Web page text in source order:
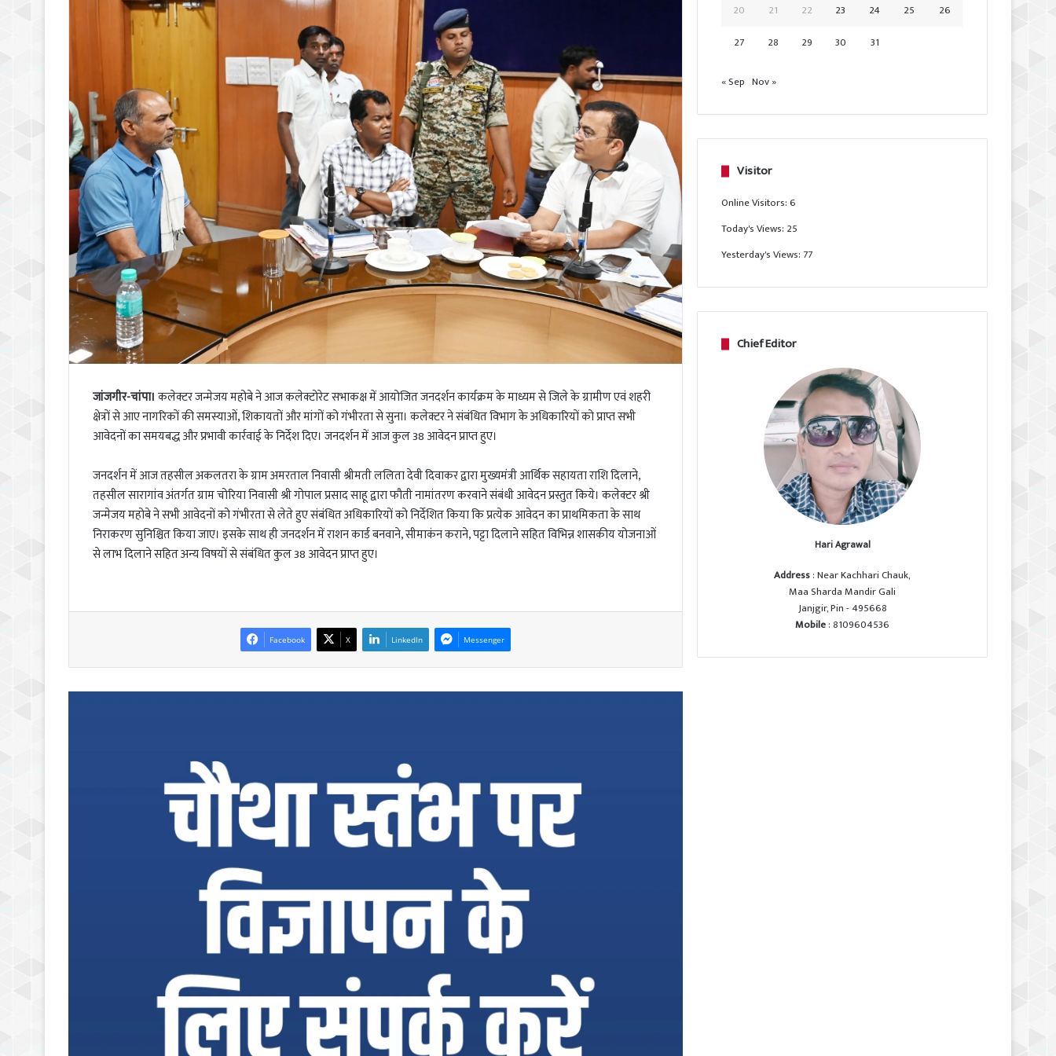
जांजगीर-चांपा। कलेक्टर जन्मेजय महोबे ने आज कलेक्टोरेट सभाकक्ष में आयोजित जनदर्शन कार्यक्रम के माध्यम से जिले के ग्रामीण एवं शहरी
क्षेत्रों से आए नागरिकों की समस्याओं, शिकायतों और मांगों को गंभीरता से सुना। कलेक्टर ने संबंधित विभाग के अधिकारियों को प्राप्त सभी
आवेदनों का समयबद्ध और प्रभावी कार्रवाई के निर्देश दिए। जनदर्शन में आज कुल 38 आवेदन प्राप्त हुए।
जनदर्शन में आज तहसील अकलतरा के ग्राम अमरताल निवासी श्रीमती ललिता देवी दिवाकर द्वारा मुख्यमंत्री आर्थिक सहायता राशि दिलाने,
तहसील सारागांव अंतर्गत ग्राम चोरिया निवासी श्री गोपाल प्रसाद साहू द्वारा फौती नामांतरण करवाने संबंधी आवेदन प्रस्तुत किये। कलेक्टर श्री
जन्मेजय महोबे ने सभी आवेदनों को गंभीरता से लेते हुए संबंधित अधिकारियों को निर्देशित किया कि प्रत्येक आवेदन का प्राथमिकता के साथ
निराकरण सुनिश्चित किया जाए। इसके साथ ही जनदर्शन में राशन कार्ड बनवाने, सीमाकंन कराने, पट्टा दिलाने सहित विभिन्न शासकीय योजनाओं
से लाभ दिलाने सहित अन्य विषयों से संबंधित कुल 38 आवेदन प्राप्त हुए।
Facebook X LinkedIn Messenger
20 21 22 23 24 25
26
27
28 29 30 31
« Sep Nov »
Visitor
Online Visitors:6
Today's Views: 25
Yesterday's Views: 77
Chief Editor
Hari Agrawal
Address: Near Kachhari Chauk,
Maa Sharda Mandir Gali
Janjgir, Pin - 495668
Mobile: 8109604536